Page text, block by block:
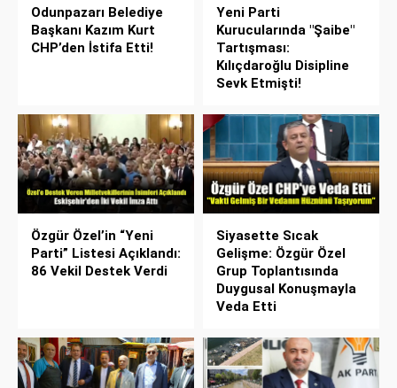
Odunpazarı Belediye
Başkanı Kazım Kurt
CHP’den İstifa Etti!
Yeni Parti
Kurucularında "Şaibe"
Tartışması:
Kılıçdaroğlu Disipline
Sevk Etmişti!
Özgür Özel’in “Yeni
Parti” Listesi Açıklandı:
86 Vekil Destek Verdi
Siyasette Sıcak
Gelişme: Özgür Özel
Grup Toplantısında
Duygusal Konuşmayla
Veda Etti